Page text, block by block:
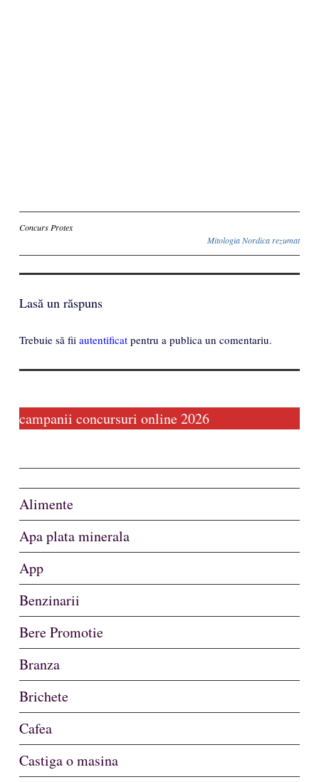
Inscriere
Concurs Protex
Mitologia Nordica rezumat
Lasă un răspuns
Trebuie să fii autentificat pentru a publica un comentariu.
campanii concursuri online 2026
Alimente
Apa plata minerala
App
Benzinarii
Bere Promotie
Branza
Brichete
Cafea
Castiga o masina